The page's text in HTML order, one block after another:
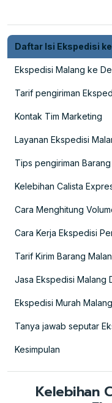
Daftar Isi Ekspedisi
Ekspedisi Malang ke
Tarif pengiriman
Kontak Tim Marketing
Layanan Ekspedisi
Tips pengiriman
Kelebihan Calista
Cara Menghitung
Cara Kerja Ekspedisi
Tarif Kirim Barang
Jasa Ekspedisi Malang
Ekspedisi Murah
Tanya jawab seputar
Kesimpulan
Kelebihan